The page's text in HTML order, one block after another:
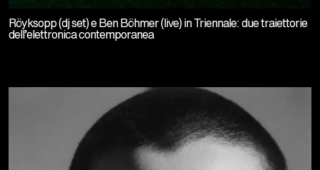
Röyksopp (dj set) e Ben Böhmer (live) in Triennale: due traiettorie
dell’elettronica contemporanea